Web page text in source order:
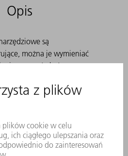
Opis
są
można je wymieniać
i stosować obrócone o
Safety-Click narzędzie jest
w uchwycie i tym samym
laserowe zawiera
informacje o